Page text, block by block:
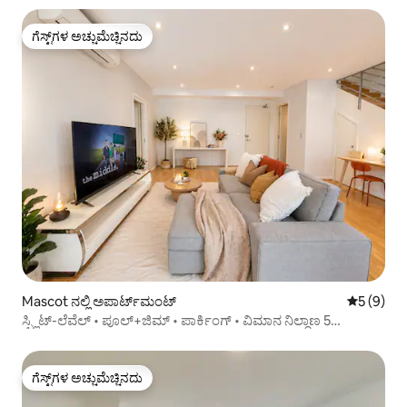
ಗೆಸ್ಟ್‌ಗಳ ಅಚ್ಚುಮೆಚ್ಚಿನದು
ಗೆಸ್ಟ್‌ಗಳ ಅಚ್ಚುಮೆಚ್ಚಿನದು
Mascot ನಲ್ಲಿ ಅಪಾರ್ಟ್‌ಮಂಟ್ 5 ರಲ್ಲಿ 5
5 (9)
ಸ್ಪ್ಲಿಟ್-ಲೆವೆಲ್ • ಪೂಲ್+ಜಿಮ್ • ಪಾರ್ಕಿಂಗ್ • ವಿಮಾನ ನಿಲ್ದಾಣ 5
ಗೆಸ್ಟ್‌ಗಳ ಅಚ್ಚುಮೆಚ್ಚಿನದು
ಗೆಸ್ಟ್‌ಗಳ ಅಚ್ಚುಮೆಚ್ಚಿನದು